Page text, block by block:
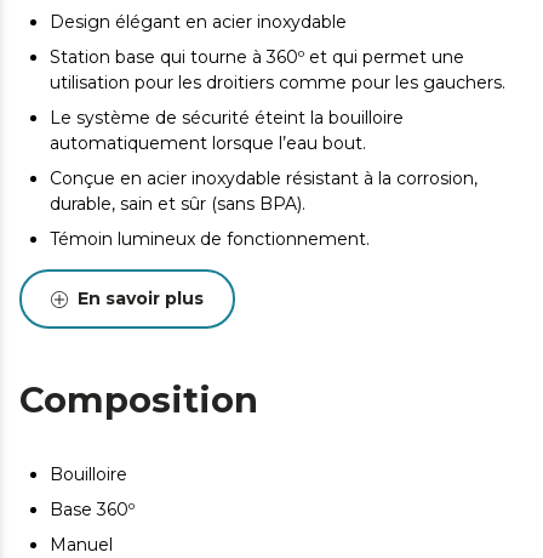
Design élégant en acier inoxydable
Station base qui tourne à 360º et qui permet une
utilisation pour les droitiers comme pour les gauchers.
Le système de sécurité éteint la bouilloire
automatiquement lorsque l’eau bout.
Conçue en acier inoxydable résistant à la corrosion,
durable, sain et sûr (sans BPA).
Témoin lumineux de fonctionnement.
En savoir plus
Composition
Bouilloire
Base 360º
Manuel